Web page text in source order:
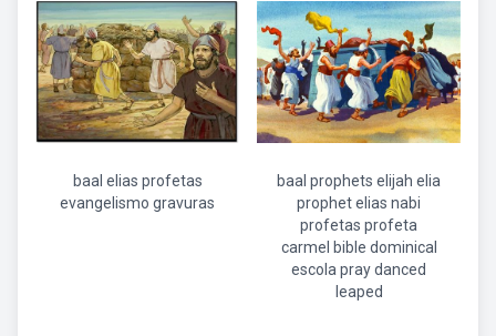
baal elias profetas
evangelismo gravuras
baal prophets elijah elia
prophet elias nabi
profetas profeta
carmel bible dominical
escola pray danced
leaped